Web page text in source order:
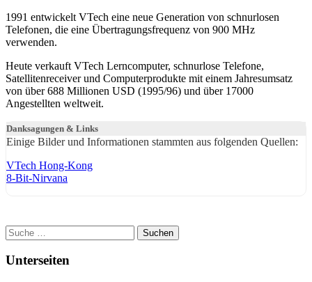
1991 entwickelt VTech eine neue Generation von schnurlosen
Telefonen, die eine Übertragungsfrequenz von 900 MHz
verwenden.
Heute verkauft VTech Lerncomputer, schnurlose Telefone,
Satellitenreceiver und Computerprodukte mit einem Jahresumsatz
von über 688 Millionen USD (1995/96) und über 17000
Angestellten weltweit.
Danksagungen & Links
Einige Bilder und Informationen stammten aus folgenden Quellen:
VTech Hong-Kong
8-Bit-Nirvana
Suchen
Unterseiten